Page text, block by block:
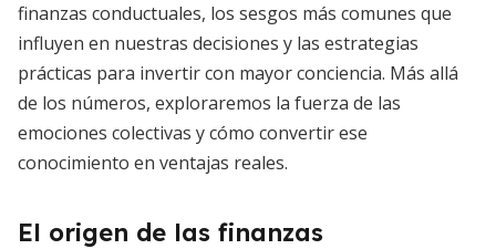
finanzas conductuales, los sesgos más comunes que
influyen en nuestras decisiones y las estrategias
prácticas para invertir con mayor conciencia. Más allá
de los números, exploraremos la fuerza de las
emociones colectivas y cómo convertir ese
conocimiento en ventajas reales.
El origen de las finanzas